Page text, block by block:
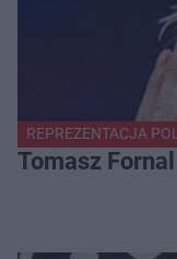
REPREZENTACJA
Tomasz